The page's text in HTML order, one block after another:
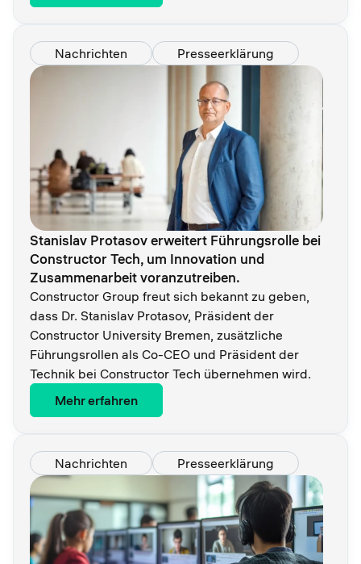
Nachrichten Presseerklärung
Stanislav Protasov erweitert Führungsrolle bei
Constructor Tech, um Innovation und
Zusammenarbeit voranzutreiben.
Constructor Group freut sich bekannt zu geben,
dass Dr. Stanislav Protasov, Präsident der
Constructor University Bremen, zusätzliche
Führungsrollen als Co-CEO und Präsident der
Technik bei Constructor Tech übernehmen wird.
Mehr erfahren
Nachrichten Presseerklärung